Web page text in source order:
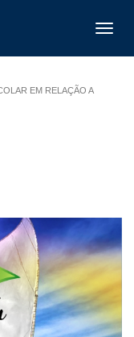
EM RELAÇÃO A